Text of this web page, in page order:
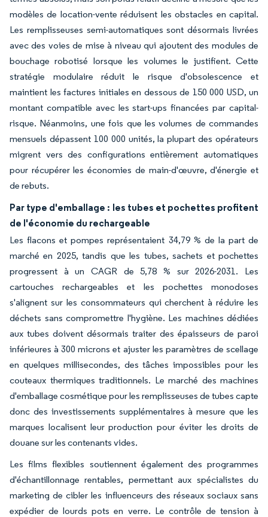
modèles de location-vente réduisent les obstacles en capital.
Les remplisseuses semi-automatiques sont désormais livrées
avec des voies de mise à niveau qui ajoutent des modules de
bouchage robotisé lorsque les volumes le justifient. Cette
stratégie modulaire réduit le risque d'obsolescence et
maintient les factures initiales en dessous de 150 000 USD, un
montant compatible avec les start-ups financées par capital-
risque. Néanmoins, une fois que les volumes de commandes
mensuels dépassent 100 000 unités, la plupart des opérateurs
migrent vers des configurations entièrement automatiques
pour récupérer les économies de main-d'œuvre, d'énergie et
de rebuts.
Par type d'emballage : les tubes et pochettes profitent
de l'économie du rechargeable
Les flacons et pompes représentaient 34,79 % de la part de
marché en 2025, tandis que les tubes, sachets et pochettes
progressent à un CAGR de 5,78 % sur 2026-2031. Les
cartouches rechargeables et les pochettes monodoses
s'alignent sur les consommateurs qui cherchent à réduire les
déchets sans compromettre l'hygiène. Les machines dédiées
aux tubes doivent désormais traiter des épaisseurs de paroi
inférieures à 300 microns et ajuster les paramètres de scellage
en quelques millisecondes, des tâches impossibles pour les
couteaux thermiques traditionnels. Le marché des machines
d'emballage cosmétique pour les remplisseuses de tubes capte
donc des investissements supplémentaires à mesure que les
marques localisent leur production pour éviter les droits de
douane sur les contenants vides.
Les films flexibles soutiennent également des programmes
d'échantillonnage rentables, permettant aux spécialistes du
marketing de cibler les influenceurs des réseaux sociaux sans
expédier de lourds pots en verre. Le contrôle de tension à